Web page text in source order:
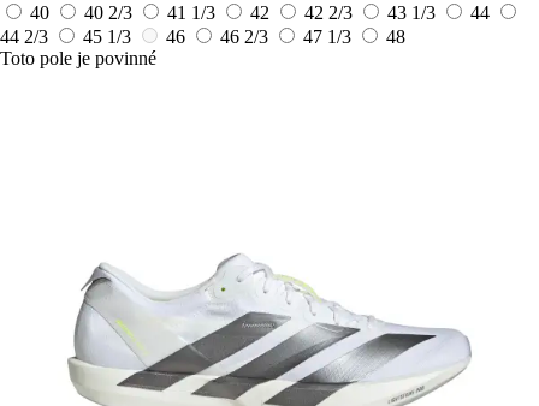
40
40 2/3 41 1/3 42 42 2/3 43 1/3
44
44 2/3
45 1/3 46 46 2/3 47 1/3
48
Toto pole je povinné